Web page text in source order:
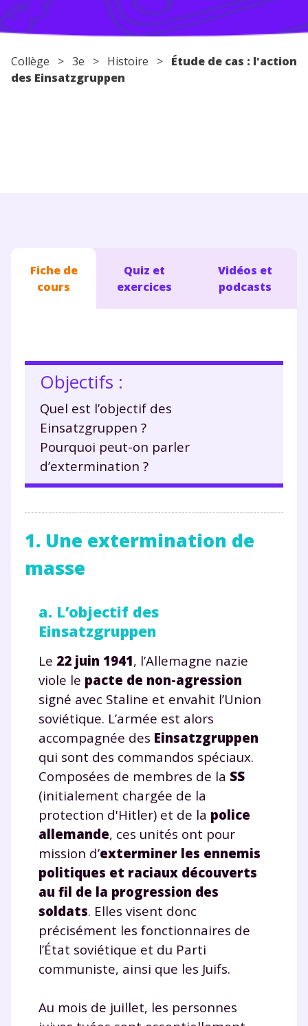
Conseils pour les parents
Collège > 3e > Histoire > Étude de cas : l'action
des Einsatzgruppen
Fiche de
cours
Quiz et
exercices
Vidéos et
podcasts
Objectifs :
Quel est l’objectif des
Einsatzgruppen ?
Pourquoi peut-on parler
d’extermination ?
1. Une extermination de
masse
a. L’objectif des
Einsatzgruppen
Le 22 juin 1941, l’Allemagne nazie
viole le pacte de non-agression
signé avec Staline et envahit l’Union
soviétique. L’armée est alors
accompagnée des Einsatzgruppen
qui sont des commandos spéciaux.
Composées de membres de la SS
(initialement chargée de la
protection d'Hitler) et de la police
allemande, ces unités ont pour
mission d’exterminer les ennemis
politiques et raciaux découverts
au fil de la progression des
soldats. Elles visent donc
précisément les fonctionnaires de
l’État soviétique et du Parti
communiste, ainsi que les Juifs.
Au mois de juillet, les personnes